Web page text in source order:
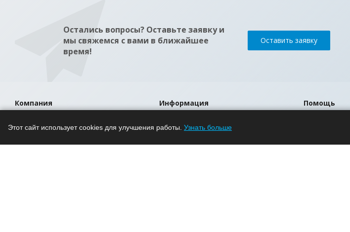
Остались вопросы? Оставьте заявку и
мы свяжемся с вами в ближайшее
время!
Оставить заявку
Компания
О компании
Информация
Помощь
Помощь
Этот сайт использует cookies для улучшения работы. Узнать больше